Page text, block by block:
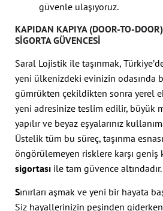
güvenle ulaşıyoruz.
KAPIDAN KAPIYA (DOOR-TO-
SIGORTA GÜVENCESI
Saral Lojistik ile taşınmak,
yeni ülkenizdeki evinizin odasında
gümrükten çekildikten sonra yerel
yeni adresinize teslim edilir, büyük
yapılır ve beyaz eşyalarınız
Üstelik tüm bu süreç, taşınma
öngörülemeyen risklere karşı geniş
sigortası ile tam güvence altındadır.
Sınırları aşmak ve yeni bir hayata
Siz hayallerinizin peşinden